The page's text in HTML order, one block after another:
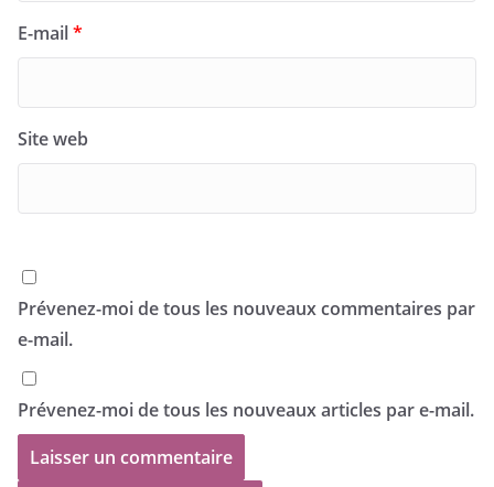
E-mail*
Site web
Prévenez-moi de tous les nouveaux commentaires par
e-mail.
Prévenez-moi de tous les nouveaux articles par e-mail.